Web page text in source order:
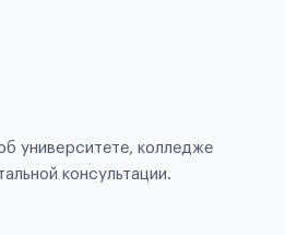
университете, колледже
консультации.